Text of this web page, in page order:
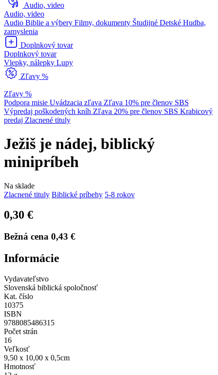
Audio, video
Audio, video
Audio Biblie a výbery Filmy, dokumenty Študijné Detské Hudba,
zamyslenia
Doplnkový tovar
Doplnkový tovar
Vlepky, nálepky Lupy
Zľavy %
Zľavy %
Podpora misie Uvádzacia zľava Zľava 10% pre členov SBS
Výpredaj poškodených kníh Zľava 20% pre členov SBS Krabicový
predaj Zlacnené tituly
Ježiš je nádej, biblický
minipríbeh
Na sklade
Zlacnené tituly Biblické príbehy 5-8 rokov
0,30 €
Bežná cena 0,43 €
Informácie
Vydavateľstvo
Slovenská biblická spoločnosť
Kat. číslo
10375
ISBN
9788085486315
Počet strán
16
Veľkosť
9,50 x 10,00 x 0,5cm
Hmotnosť